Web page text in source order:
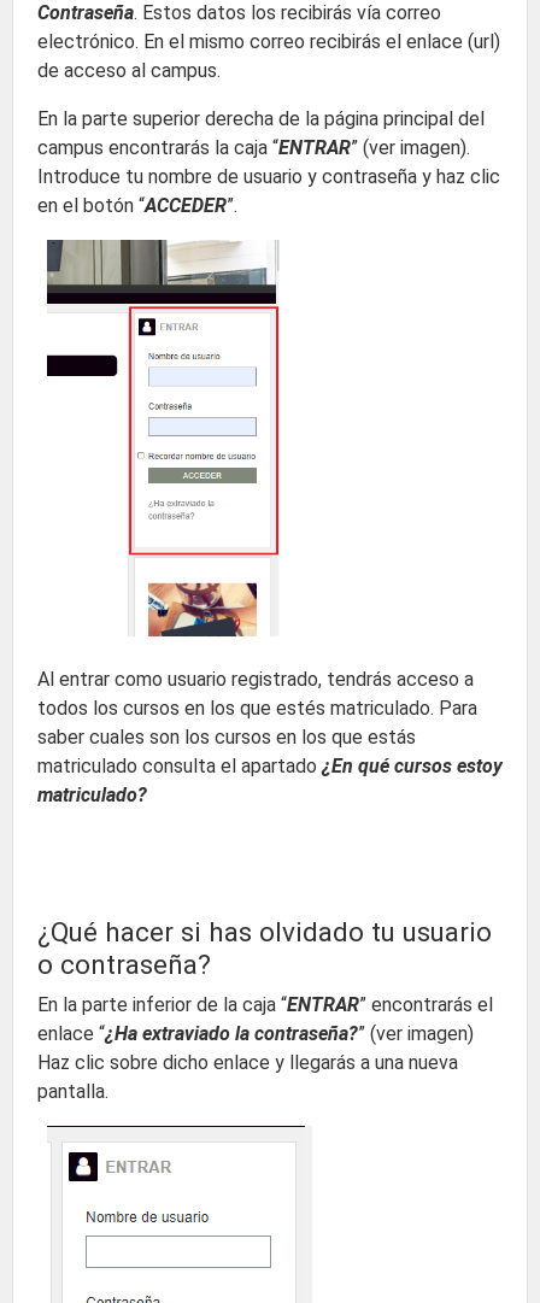
Contraseña. Estos datos los recibirás vía correo
electrónico. En el mismo correo recibirás el enlace (url)
de acceso al campus.
En la parte superior derecha de la página principal del
campus encontrarás la caja “ENTRAR” (ver imagen).
Introduce tu nombre de usuario y contraseña y haz clic
en el botón “ACCEDER”.
Al entrar como usuario registrado, tendrás acceso a
todos los cursos en los que estés matriculado. Para
saber cuales son los cursos en los que estás
matriculado consulta el apartado¿En qué cursos estoy
matriculado?
¿Qué hacer si has olvidado tu usuario
o contraseña?
En la parte inferior de la caja “ENTRAR” encontrarás el
enlace “¿Ha extraviado la contraseña?” (ver imagen)
Haz clic sobre dicho enlace y llegarás a una nueva
pantalla.